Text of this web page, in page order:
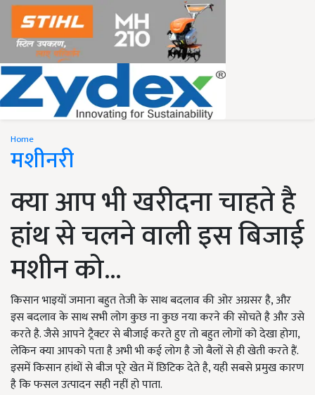
Home
मशीनरी
क्या आप भी खरीदना चाहते है
हांथ से चलने वाली इस बिजाई
मशीन को...
किसान भाइयों जमाना बहुत तेजी के साथ बदलाव की ओर अग्रसर है, और
इस बदलाव के साथ सभी लोग कुछ ना कुछ नया करने की सोचते है और उसे
करते है. जैसे आपने ट्रैक्टर से बीजाई करते हुए तो बहुत लोगों को देखा होगा,
लेकिन क्या आपको पता है अभी भी कई लोग है जो बैलों से ही खेती करते हैं.
इसमें किसान हांथों से बीज पूरे खेत में छिटिक देते है, यही सबसे प्रमुख कारण
है कि फसल उत्पादन सही नहीं हो पाता.